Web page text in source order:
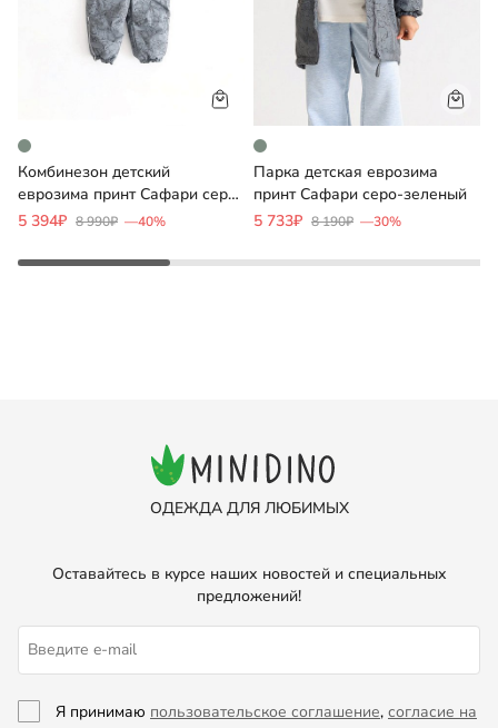
Комбинезон детский
еврозима принт Сафари серо-
зеленый
5 394₽ 8 990₽ —40%
Парка детская еврозима
принт Сафари серо-зеленый
5 733₽ 8 190₽ —30%
ОДЕЖДА ДЛЯ ЛЮБИМЫХ
Оставайтесь в курсе наших новостей и специальных
предложений!
Я принимаю пользовательское соглашение, согласие на